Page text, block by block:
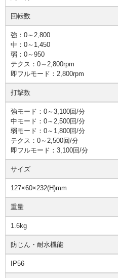
回転数
強：0～2,800
中：0～1,450
弱：0～950
テクス：0～2,800rpm
即フルモード：2,800rpm
打撃数
強モード：0～3,100回/分
中モード：0～2,500回/分
弱モード：0～1,800回/分
テクス：0～2,500回/分
即フルモード：3,100回/分
サイズ
127×60×232(H)mm
重量
1.6kg
防じん・耐水機能
IP56